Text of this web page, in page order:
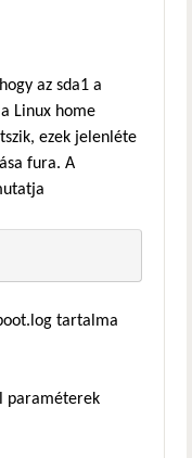
az sda1 a
Linux home
ezek jelenléte
fura. A
tartalma
paraméterek